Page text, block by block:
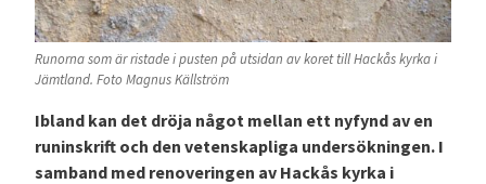
Runorna som är ristade i pusten på utsidan av koret till Hackås kyrka i
Jämtland. Foto Magnus Källström
Ibland kan det dröja något mellan ett nyfynd av en
runinskrift och den vetenskapliga undersökningen. I
samband med renoveringen av Hackås kyrka i